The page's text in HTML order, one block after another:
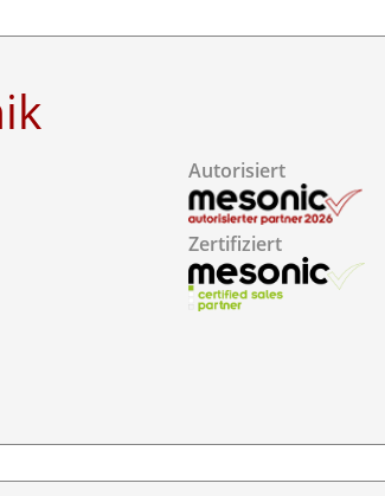
Autorisiert
Zertifiziert